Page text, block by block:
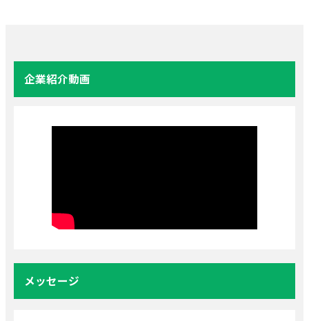
企業紹介動画
メッセージ